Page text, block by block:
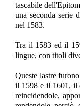
tascabile
una seconda serie
nel 1583.
Tra il 1583 ed il
lingue, con titoli
Queste lastre
il 1598 e il 1601, il
reincidendole,